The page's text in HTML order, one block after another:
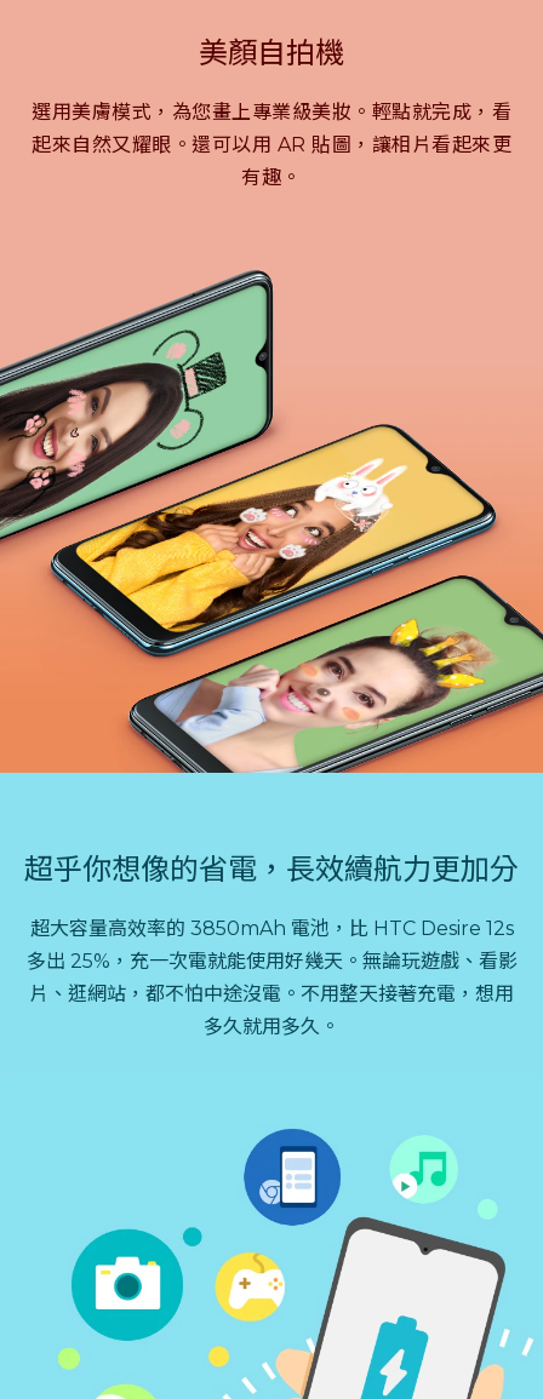
美顏自拍機
選用美膚模式，為您畫上專業級美妝。輕點就完成，看
起來自然又耀眼。還可以用 AR 貼圖，讓相片看起來更
有趣。
超乎你想像的省電，長效續航力更加分
超大容量高效率的 3850mAh 電池，比 HTC Desire 12s
多出 25%，充一次電就能使用好幾天。無論玩遊戲、看影
片、逛網站，都不怕中途沒電。不用整天接著充電，想用
多久就用多久。